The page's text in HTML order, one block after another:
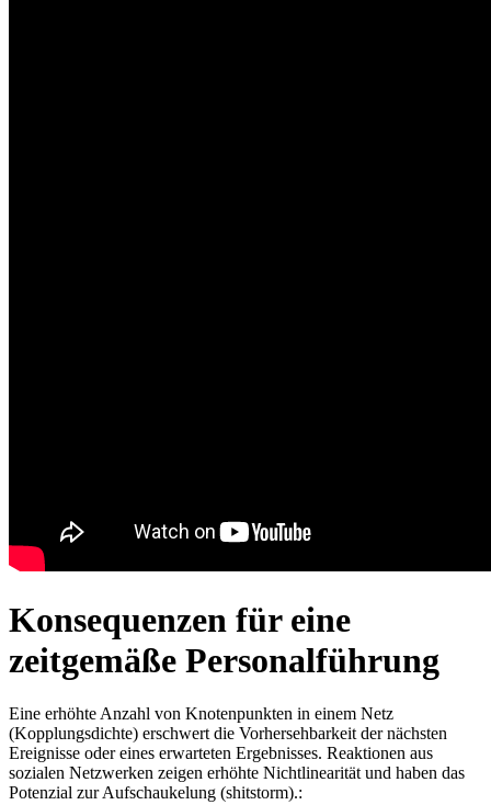
Konsequenzen für eine
zeitgemäße Personalführung
Eine erhöhte Anzahl von Knotenpunkten in einem Netz
(Kopplungsdichte) erschwert die Vorhersehbarkeit der nächsten
Ereignisse oder eines erwarteten Ergebnisses. Reaktionen aus
sozialen Netzwerken zeigen erhöhte Nichtlinearität und haben das
Potenzial zur Aufschaukelung (shitstorm).: